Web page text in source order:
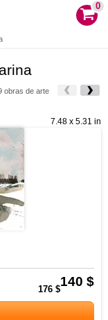
0
obras de arte
7.48 x 5.31 in
140 $
176 $